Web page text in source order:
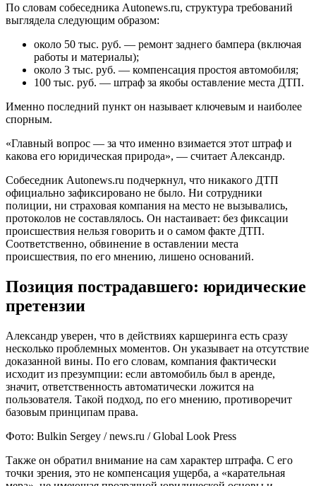
По словам собеседника Autonews.ru, структура требований
выглядела следующим образом:
около 50 тыс. руб. — ремонт заднего бампера (включая
работы и материалы);
около 3 тыс. руб. — компенсация простоя автомобиля;
100 тыс. руб. — штраф за якобы оставление места ДТП.
Именно последний пункт он называет ключевым и наиболее
спорным.
«Главный вопрос — за что именно взимается этот штраф и
какова его юридическая природа», — считает Александр.
Собеседник Autonews.ru подчеркнул, что никакого ДТП
официально зафиксировано не было. Ни сотрудники
полиции, ни страховая компания на место не вызывались,
протоколов не составлялось. Он настаивает: без фиксации
происшествия нельзя говорить и о самом факте ДТП.
Соответственно, обвинение в оставлении места
происшествия, по его мнению, лишено оснований.
Позиция пострадавшего: юридические
претензии
Александр уверен, что в действиях каршеринга есть сразу
несколько проблемных моментов. Он указывает на отсутствие
доказанной вины. По его словам, компания фактически
исходит из презумпции: если автомобиль был в аренде,
значит, ответственность автоматически ложится на
пользователя. Такой подход, по его мнению, противоречит
базовым принципам права.
Фото: Bulkin Sergey / news.ru / Global Look Press
Также он обратил внимание на сам характер штрафа. С его
точки зрения, это не компенсация ущерба, а «карательная